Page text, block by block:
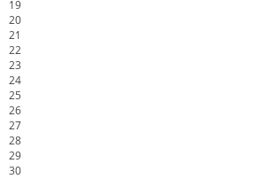
19
20
21
22
23
24
25
26
27
28
29
30